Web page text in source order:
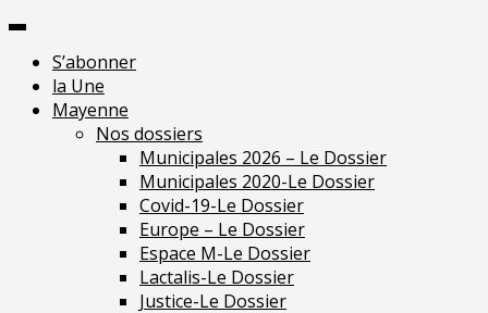
Skip
contentS’abonner
la Une
Mayenne
Nos dossiers
Municipales 2026 – Le Dossier
Municipales 2020-Le Dossier
Covid-19-Le Dossier
Europe – Le Dossier
Espace M-Le Dossier
Lactalis-Le Dossier
Justice-Le Dossier